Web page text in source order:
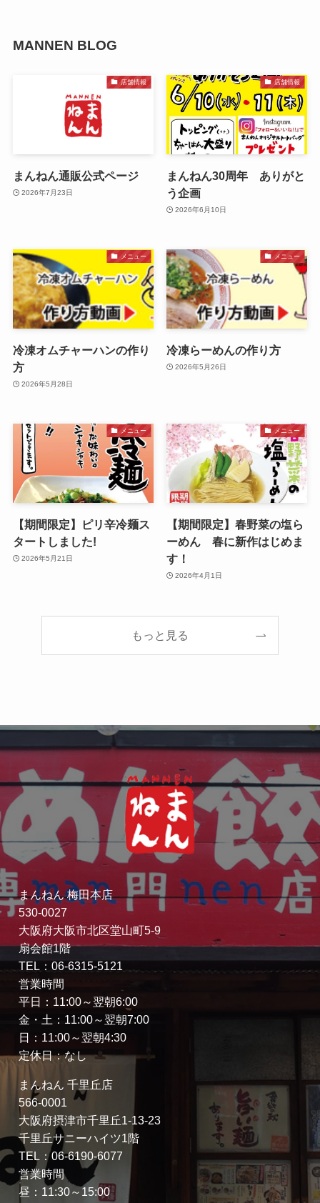
MANNEN BLOG
店舗情報
まんねん通販公式ページ
2026年7月23日
店舗情報
まんねん30周年 ありがと
う企画
2026年6月10日
メニュー
冷凍オムチャーハンの作り
方
2026年5月28日
メニュー
冷凍らーめんの作り方
2026年5月26日
メニュー
【期間限定】ピリ辛冷麺ス
タートしました!
2026年5月21日
メニュー
【期間限定】春野菜の塩ら
ーめん 春に新作はじめま
す！
2026年4月1日
もっと見る
まんねん 梅田本店
530-0027
大阪府大阪市北区堂山町5-9
扇会館1階
TEL：06-6315-5121
営業時間
平日：11:00～翌朝6:00
金・土：11:00～翌朝7:00
日：11:00～翌朝4:30
定休日：なし
まんねん 千里丘店
566-0001
大阪府摂津市千里丘1-13-23
千里丘サニーハイツ1階
TEL：06-6190-6077
営業時間
昼：11:30～15:00